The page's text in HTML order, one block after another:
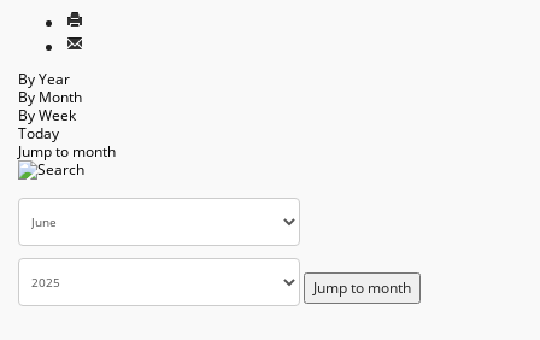
By Year
By Month
By Week
Today
Jump to month
Jump to month